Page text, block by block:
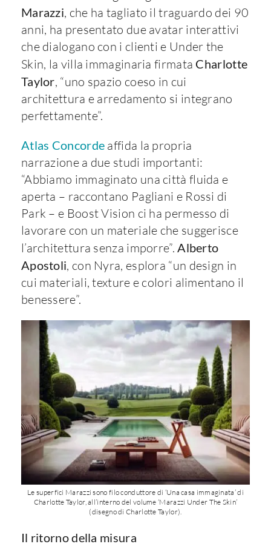
Marazzi, che ha tagliato il traguardo dei 90
anni, ha presentato due avatar interattivi
che dialogano con i clienti e Under the
Skin, la villa immaginaria firmata Charlotte
Taylor, “uno spazio coeso in cui
architettura e arredamento si integrano
perfettamente”.
Atlas Concorde affida la propria
narrazione a due studi importanti:
“Abbiamo immaginato una città fluida e
aperta – raccontano Pagliani e Rossi di
Park – e Boost Vision ci ha permesso di
lavorare con un materiale che suggerisce
l’architettura senza imporre”.Alberto
Apostoli, con Nyra, esplora “un design in
cui materiali, texture e colori alimentano il
benessere”.
Le superfici Marazzi sono filo conduttore di ‘Una casa immaginata’ di
Charlotte Taylor, all’interno del volume ‘Marazzi Under The Skin’
(disegno di Charlotte Taylor).
Il ritorno della misura